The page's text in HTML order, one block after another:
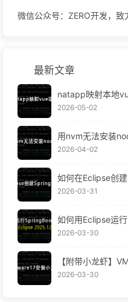
微信公众号：ZERO开发，
最新文章
natapp映射本地
2026-05-02
用nvm无法安装
2026-04-02
如何在Eclipse创
2026-03-31
如何用Eclipse运
2026-03-30
【附带小龙虾】
2026-03-30